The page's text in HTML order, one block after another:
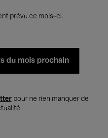
prévu ce mois-ci.
du mois prochain
pour ne rien manquer de